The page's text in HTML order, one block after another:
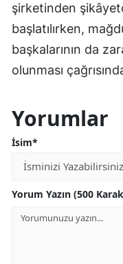
şirketinden
başlatılırken,
başkalarının da
olunması
Yorumlar
İsim*
Yorum Yazın (500